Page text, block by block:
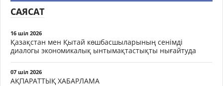
САЯСАТ
16 шіл 2026
Қазақстан мен Қытай көшбасшыларының сенімді
диалогы экономикалық ынтымақтастықты нығайтуда
07 шіл 2026
АҚПАРАТТЫҚ ХАБАРЛАМА